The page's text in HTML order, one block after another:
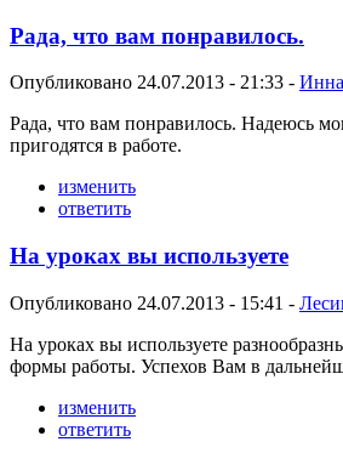
Рада, что вам понравилось.
Опубликовано 24.07.2013 - 21:33 -
Рада, что вам понравилось. Надеюсь
пригодятся в работе.
изменить
ответить
На уроках вы используете
Опубликовано 24.07.2013 - 15:41 -
На уроках вы используете
формы работы. Успехов Вам в
изменить
ответить